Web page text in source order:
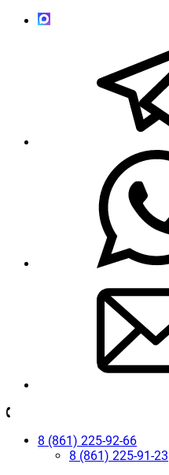
8 (861) 225-92-66
8 (861) 225-91-23